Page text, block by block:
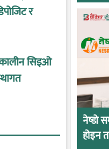
र
सिइओ
नेष्डो
होइन